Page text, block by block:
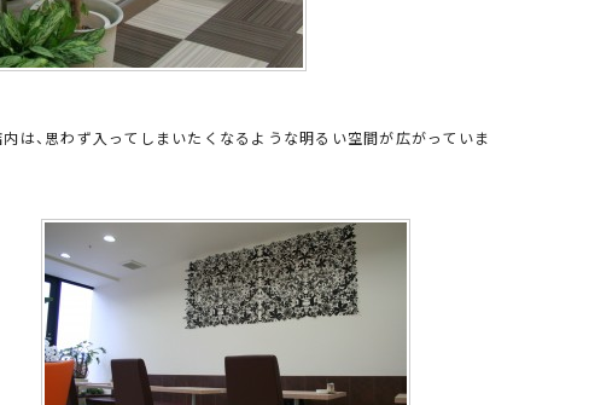
は、思わず入ってしまいたくなるような明るい空間が広がっていま